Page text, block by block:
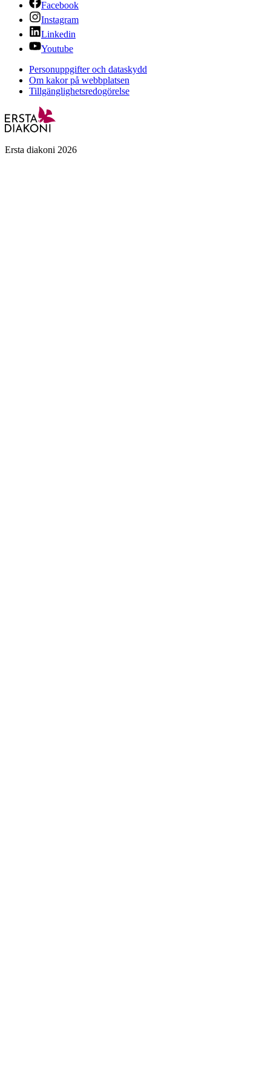
Facebook
Instagram
Linkedin
Youtube
Personuppgifter och dataskydd
Om kakor på webbplatsen
Tillgänglighetsredogörelse
Ersta diakoni 2026